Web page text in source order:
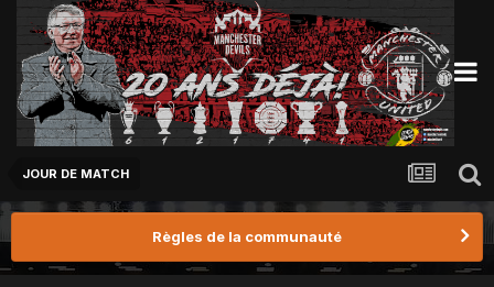
JOUR DE MATCH
Règles de la communauté